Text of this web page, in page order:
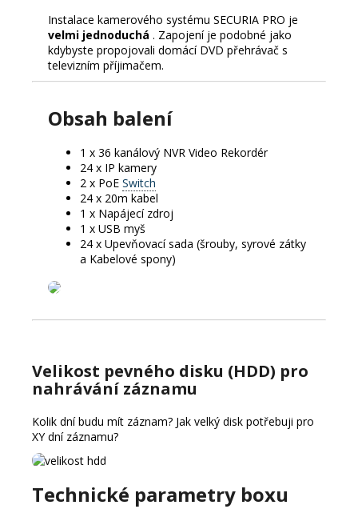
Instalace kamerového systému SECURIA PRO je
velmi jednoduchá . Zapojení je podobné jako
kdybyste propojovali domácí DVD přehrávač s
televizním příjimačem.
Obsah balení
1 x 36 kanálový NVR Video Rekordér
24 x IP kamery
2 x PoE Switch
24 x 20m kabel
1 x Napájecí zdroj
1 x USB myš
24 x Upevňovací sada (šrouby, syrové zátky
a Kabelové spony)
Velikost pevného disku (HDD) pro
nahrávání záznamu
Kolik dní budu mít záznam? Jak velký disk potřebuji pro
XY dní záznamu?
Technické parametry boxu